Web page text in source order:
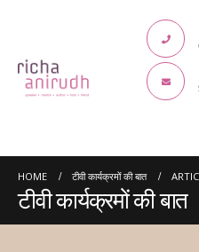
HOME टीवी कार्यक्रमों की बात
टीवी कार्यक्रमों की बात